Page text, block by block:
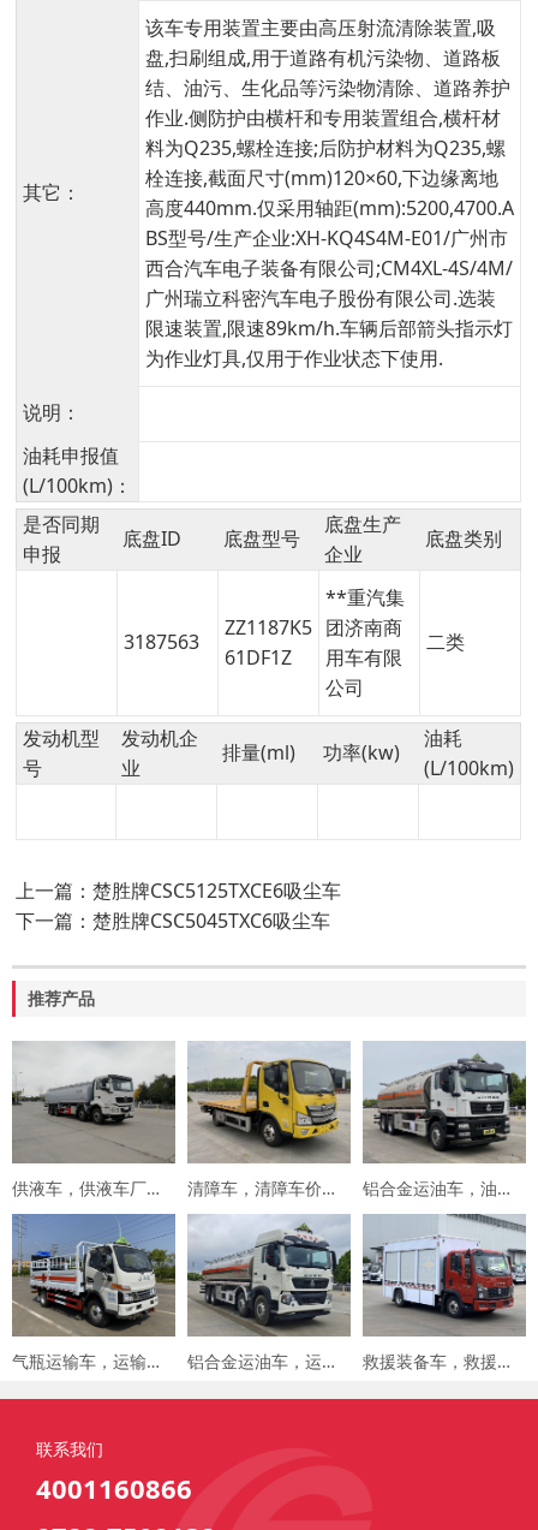
其它：
该车专用装置主要由高压射流清除装置,吸
盘,扫刷组成,用于道路有机污染物、道路板
结、油污、生化品等污染物清除、道路养护
作业.侧防护由横杆和专用装置组合,横杆材
料为Q235,螺栓连接;后防护材料为Q235,螺
栓连接,截面尺寸(mm)120×60,下边缘离地
高度440mm.仅采用轴距(mm):5200,4700.A
BS型号/生产企业:XH-KQ4S4M-E01/广州市
西合汽车电子装备有限公司;CM4XL-4S/4M/
广州瑞立科密汽车电子股份有限公司.选装
限速装置,限速89km/h.车辆后部箭头指示灯
为作业灯具,仅用于作业状态下使用.
说明：
油耗申报值
(L/100km)：
是否同期
申报
底盘ID 底盘型号
底盘生产
企业
底盘类别
3187563
ZZ1187K5
61DF1Z
**重汽集
团济南商
用车有限
公司
二类
发动机型
号
发动机企
业
排量(ml) 功率(kw)
油耗
(L/100km)
上一篇：楚胜牌CSC5125TXCE6吸尘车
下一篇：楚胜牌CSC5045TXC6吸尘车
推荐产品
供液车，供液车厂家，专用车厂家，楚胜集团 清障车，清障车价格，楚胜集团 铝合金运油车，油罐车，楚胜汽车集团
气瓶运输车，运输车价格，楚胜汽车集团 铝合金运油车，运油车厂家，楚胜汽车集团 救援装备车，救援车，楚胜汽车集团
联系我们
4001160866